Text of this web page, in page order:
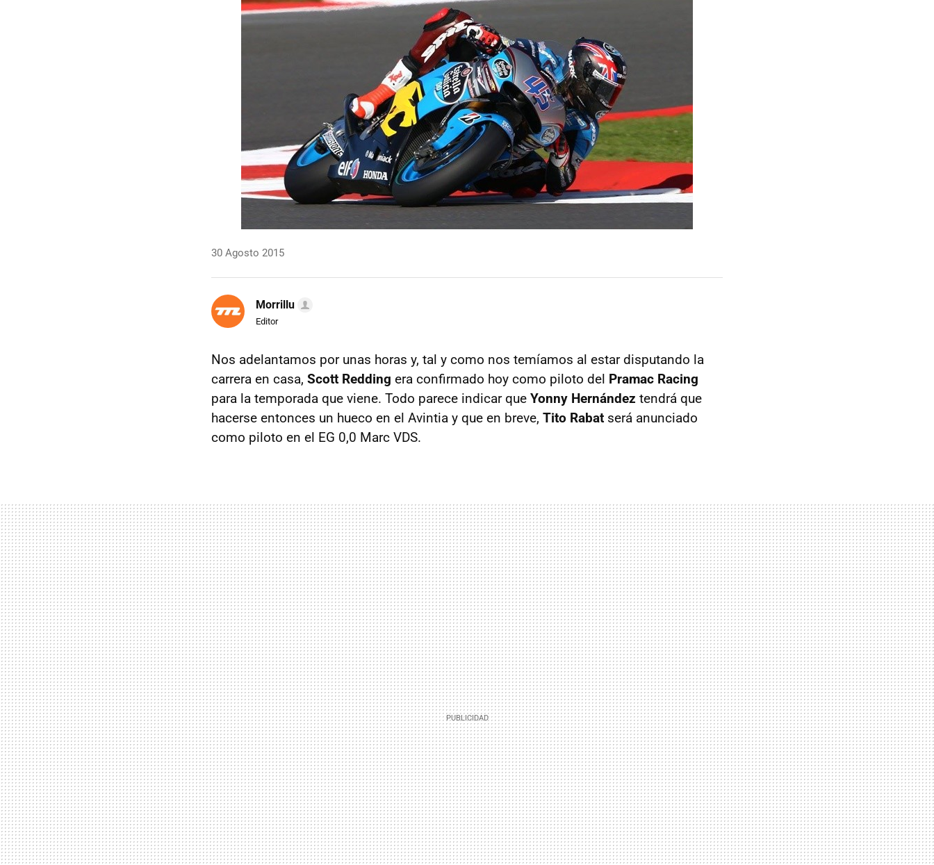
30 Agosto 2015
Morrillu
Editor
Nos adelantamos por unas horas y, tal y como nos temíamos al estar disputando la
carrera en casa, Scott Redding era confirmado hoy como piloto del Pramac Racing
para la temporada que viene. Todo parece indicar que Yonny Hernández tendrá que
hacerse entonces un hueco en el Avintia y que en breve, Tito Rabat será anunciado
como piloto en el EG 0,0 Marc VDS.